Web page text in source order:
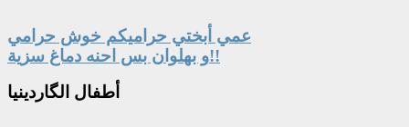
عمي أبختي حراميكم خوش حرامي
و بهلوان بس احنه دماغ سزية!!
أطفال الگاردينيا